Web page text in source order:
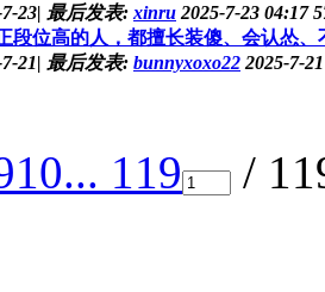
23| 最后发表: xinru 2025-7-23 04:17
段位高的人，都擅长装傻、会认怂、
21| 最后发表: bunnyxoxo22 2025-7-
10... 119
/